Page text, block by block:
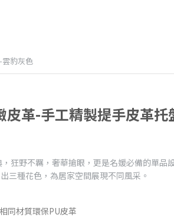
豹灰色
革-手工精製提手皮革托
狂野不羈，奢華搶眼，更是名媛必備的單品
三種花色，為居家空間展現不同風采。
同材質環保PU皮革